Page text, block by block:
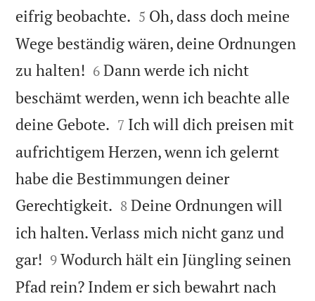
eifrig beobachte. 

5 Oh, dass doch meine
Wege beständig wären, deine Ordnungen
zu halten! 

6 Dann werde ich nicht
beschämt werden, wenn ich beachte alle
deine Gebote. 

7 Ich will dich preisen mit
aufrichtigem Herzen, wenn ich gelernt
habe die Bestimmungen deiner
Gerechtigkeit. 

8 Deine Ordnungen will
ich halten. Verlass mich nicht ganz und
gar! 

9 Wodurch hält ein Jüngling seinen
Pfad rein? Indem er sich bewahrt nach